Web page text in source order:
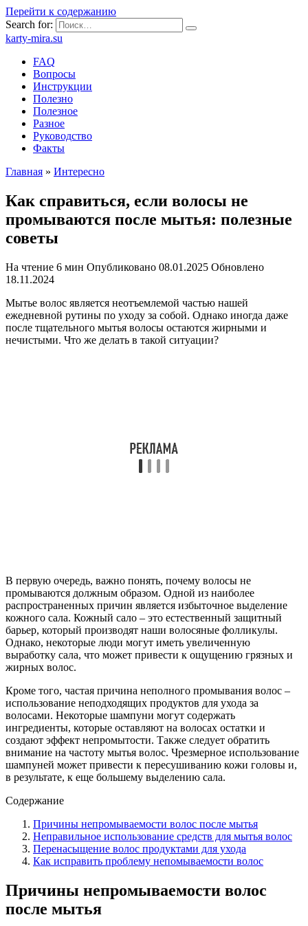
Перейти к содержанию
Search for:
karty-mira.su
FAQ
Вопросы
Инструкции
Полезно
Полезное
Разное
Руководство
Факты
Главная » Интересно
Как справиться, если волосы не
промываются после мытья: полезные
советы
На чтение 6 мин Опубликовано 08.01.2025 Обновлено
18.11.2024
Мытье волос является неотъемлемой частью нашей
ежедневной рутины по уходу за собой. Однако иногда даже
после тщательного мытья волосы остаются жирными и
нечистыми. Что же делать в такой ситуации?
В первую очередь, важно понять, почему волосы не
промываются должным образом. Одной из наиболее
распространенных причин является избыточное выделение
кожного сала. Кожный сало – это естественный защитный
барьер, который производят наши волосяные фолликулы.
Однако, некоторые люди могут иметь увеличенную
выработку сала, что может привести к ощущению грязных и
жирных волос.
Кроме того, частая причина неполного промывания волос –
использование неподходящих продуктов для ухода за
волосами. Некоторые шампуни могут содержать
ингредиенты, которые оставляют на волосах остатки и
создают эффект непромытости. Также следует обратить
внимание на частоту мытья волос. Чрезмерное использование
шампуней может привести к пересушиванию кожи головы и,
в результате, к еще большему выделению сала.
Содержание
Причины непромываемости волос после мытья
Неправильное использование средств для мытья волос
Перенасыщение волос продуктами для ухода
Как исправить проблему непомываемости волос
Причины непромываемости волос
после мытья